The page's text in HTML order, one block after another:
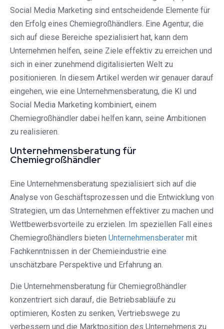
Social Media Marketing sind entscheidende Elemente für
den Erfolg eines Chemiegroßhändlers. Eine Agentur, die
sich auf diese Bereiche spezialisiert hat, kann dem
Unternehmen helfen, seine Ziele effektiv zu erreichen und
sich in einer zunehmend digitalisierten Welt zu
positionieren. In diesem Artikel werden wir genauer darauf
eingehen, wie eine Unternehmensberatung, die KI und
Social Media Marketing kombiniert, einem
Chemiegroßhändler dabei helfen kann, seine Ambitionen
zu realisieren.
Unternehmensberatung für
Chemiegroßhändler
Eine Unternehmensberatung spezialisiert sich auf die
Analyse von Geschäftsprozessen und die Entwicklung von
Strategien, um das Unternehmen effektiver zu machen und
Wettbewerbsvorteile zu erzielen. Im speziellen Fall eines
Chemiegroßhändlers bieten Unternehmensberater mit
Fachkenntnissen in der Chemieindustrie eine
unschätzbare Perspektive und Erfahrung an.
Die Unternehmensberatung für Chemiegroßhändler
konzentriert sich darauf, die Betriebsabläufe zu
optimieren, Kosten zu senken, Vertriebswege zu
verbessern und die Marktposition des Unternehmens zu